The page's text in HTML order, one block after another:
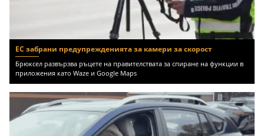
ЕС забрани предупрежденията за камери за скорост
Брюксел развързва ръцете на правителствата за спиране на функции в
приложения като Waze и Google Maps